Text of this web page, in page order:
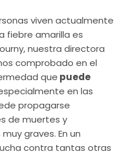
viven actualmente
fiebre amarilla es
nuestra directora
comprobado en el
que puede
en las
propagarse
de muertes y
graves. En un
contra tantas otras